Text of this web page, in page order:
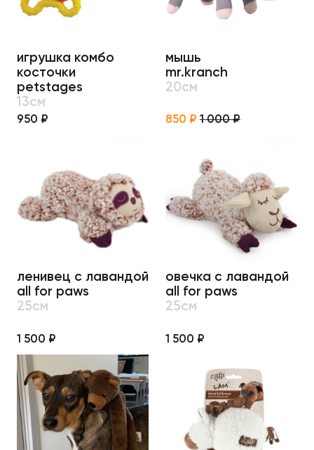
игрушка комбо
косточки
petstages
13см
950 ₽
мышь
mr.kranch
20см
850 ₽ 1 000 ₽
ленивец с лавандой
all for paws
25см
1 500 ₽
овечка с лавандой
all for paws
25см
1 500 ₽